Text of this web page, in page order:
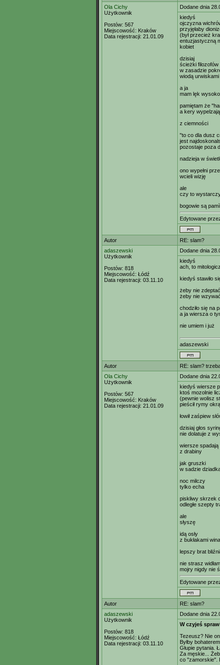
Ola Cichy
Użytkownik
Postów: 567
Miejscowość: Kraków
Data rejestracji: 21.01.09
Dodane dnia
kiedyś
ojczyzna
przyjęłaby
(był przecież
entuzjastyczną
kobiet
dzisiaj
ścieżki filozofów
w zasadzie
wiodą urwiskami
a ja
mam lęk
pamiętam że
a kery
z ciemności
"to co dla dusz
jest
pozostaje poza
nadzieja w
ono wypełni
wcieli wizję
ale
czy to
bogowie są
Edytowane
Autor
RE: slam?
adaszewski
Użytkownik
Postów: 818
Miejscowość: Łódź
Data rejestracji: 03.11.10
Dodane dnia
kiedyś
ach, to
kiedyś stawiło
żeby nie
żeby nie
chodziło się na
a ja wiersza o
nie umiem i już
adaszewski
Autor
RE: slam?
Ola Cichy
Użytkownik
Postów: 567
Miejscowość: Kraków
Data rejestracji: 21.01.09
Dodane dnia
kiedyś wiersze
ktoś mozolnie
(pewnie wolisz
pieścił rymy
łowił zaśpiew
dzisiaj głos
nie dolatuje z
wiersze spadają
z drabiny
jak gruszki
w sadzie
noc milczy
tylko echa
piskliwy skrzek
odległe szepty
ale
słyszę
idą osły
z bukłakami wina
lepszy brat
nie strasz
mojry nigdy nie
Edytowane
Autor
RE: slam?
adaszewski
Użytkownik
Postów: 818
Miejscowość: Łódź
Data rejestracji: 03.11.10
Dodane dnia
W czyjeś
Tezeusz? Nie
Byłby
Głupie pytania.
Za męskie...
co "zamorskie".